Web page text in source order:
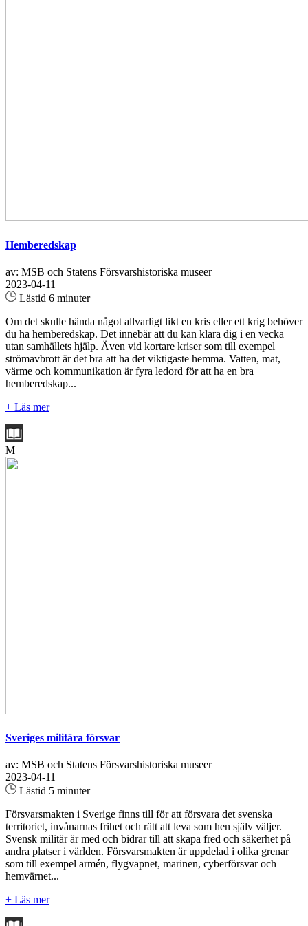
Hemberedskap
av: MSB och Statens Försvarshistoriska museer
2023-04-11
Lästid 6 minuter
Om det skulle hända något allvarligt likt en kris eller ett krig behöver
du ha hemberedskap. Det innebär att du kan klara dig i en vecka
utan samhällets hjälp. Även vid kortare kriser som till exempel
strömavbrott är det bra att ha det viktigaste hemma. Vatten, mat,
värme och kommunikation är fyra ledord för att ha en bra
hemberedskap...
+ Läs mer
M
Sveriges militära försvar
av: MSB och Statens Försvarshistoriska museer
2023-04-11
Lästid 5 minuter
Försvarsmakten i Sverige finns till för att försvara det svenska
territoriet, invånarnas frihet och rätt att leva som hen själv väljer.
Svensk militär är med och bidrar till att skapa fred och säkerhet på
andra platser i världen. Försvarsmakten är uppdelad i olika grenar
som till exempel armén, flygvapnet, marinen, cyberförsvar och
hemvärnet...
+ Läs mer